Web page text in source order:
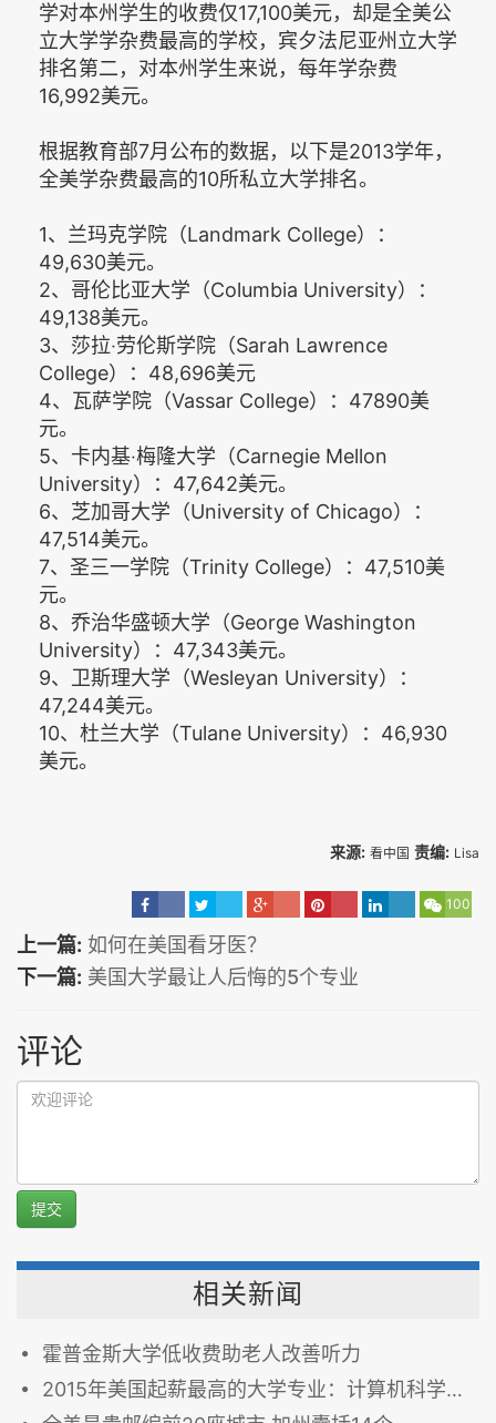
学对本州学生的收费仅17,100美元，却是全美公
立大学学杂费最高的学校，宾夕法尼亚州立大学
排名第二，对本州学生来说，每年学杂费
16,992美元。
根据教育部7月公布的数据，以下是2013学年，
全美学杂费最高的10所私立大学排名。
1、兰玛克学院（Landmark College）：
49,630美元。
2、哥伦比亚大学（Columbia University）：
49,138美元。
3、莎拉‧劳伦斯学院（Sarah Lawrence
College）：48,696美元
4、瓦萨学院（Vassar College）：47890美
元。
5、卡内基‧梅隆大学（Carnegie Mellon
University）：47,642美元。
6、芝加哥大学（University of Chicago）：
47,514美元。
7、圣三一学院（Trinity College）：47,510美
元。
8、乔治华盛顿大学（George Washington
University）：47,343美元。
9、卫斯理大学（Wesleyan University）：
47,244美元。
10、杜兰大学（Tulane University）：46,930
美元。
来源: 看中国 责编: Lisa
100
上一篇: 如何在美国看牙医？
下一篇: 美国大学最让人后悔的5个专业
评论
提交
相关新闻
霍普金斯大学低收费助老人改善听力
2015年美国起薪最高的大学专业：计算机科学居首